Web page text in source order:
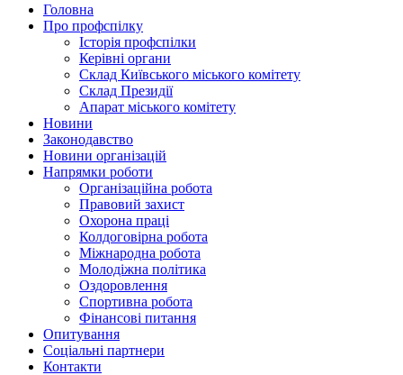
Головна
Про профспілку
Історія профспілки
Керівні органи
Склад Київського міського комітету
Склад Президії
Апарат міського комітету
Новини
Законодавство
Новини організацій
Напрямки роботи
Організаційна робота
Правовий захист
Охорона праці
Колдоговірна робота
Міжнародна робота
Молодіжна політика
Оздоровлення
Спортивна робота
Фінансові питання
Опитування
Соціальні партнери
Контакти